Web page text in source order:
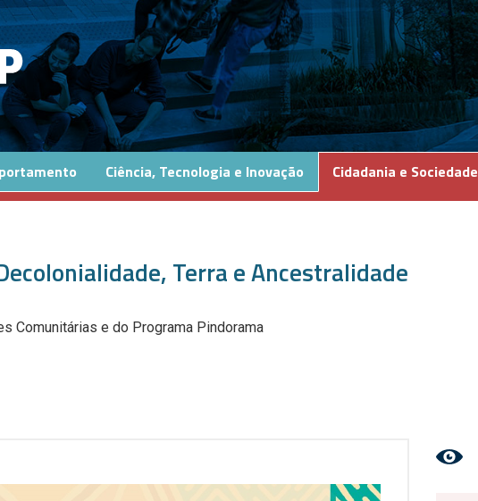
Ciência, Tecnologia e Inovação Cidadania e Sociedade
Terra e Ancestralidade
Comunitárias e do Programa Pindorama